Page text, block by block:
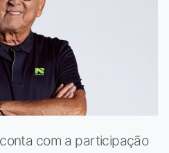
com a participação